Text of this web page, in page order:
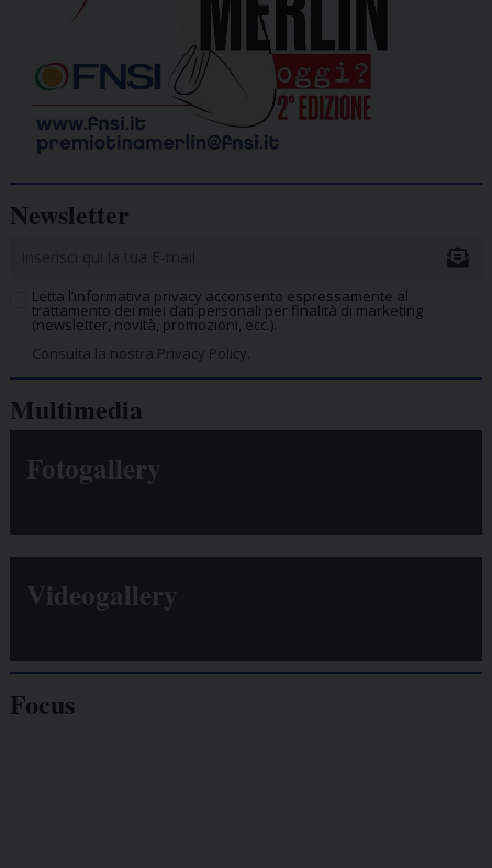
Newsletter
Letta l’informativa privacy acconsento espressamente al
trattamento dei miei dati personali per finalità di marketing
(newsletter, novità, promozioni, ecc.).
Consulta la nostra Privacy Policy.
Multimedia
Fotogallery
Videogallery
Focus